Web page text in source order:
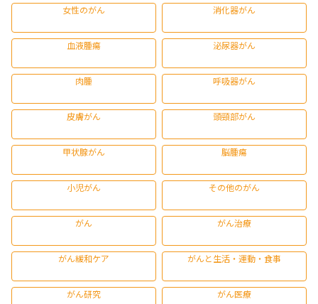
女性のがん 消化器がん
血液腫瘍 泌尿器がん
肉腫 呼吸器がん
皮膚がん 頭頸部がん
甲状腺がん 脳腫瘍
小児がん その他のがん
がん がん治療
がん緩和ケア がんと生活・運動・食事
がん研究 がん医療